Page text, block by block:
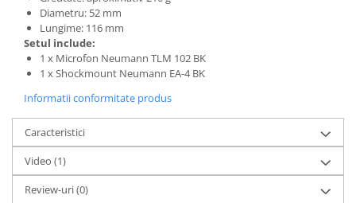
Comenzi si controllere
Ecrane LED
Efecte de lumini
Lasere
Masini de fum si ceata
Mixere DMX
Moving Head-uri
Par Led si Pinspot
Proiectoare
Diametru: 52 mm
Lungime: 116 mm
Setul include:
1 x Microfon Neumann TLM 102 BK
1 x Shockmount Neumann EA-4 BK
Informatii conformitate produs
Caracteristici
Video (1)
Review-uri(0)